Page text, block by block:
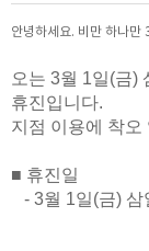
안녕하세요. 비만 하나만
오는 3월 1일(금)
휴진입니다.
지점 이용에 착
■ 휴진일
- 3월 1일(금) 삼